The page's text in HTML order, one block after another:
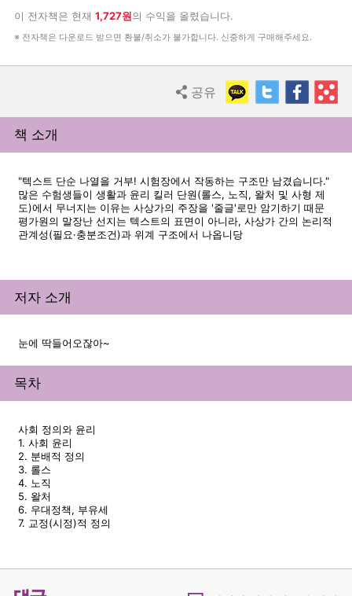
이 전자책은 현재 1,727원의 수익을 올렸습니다.
※ 전자책은 다운로드 받으면 환불/취소가 불가합니다. 신중하게 구매해주세요.
Share
공유 KakaoTalkTwitter
책 소개
"텍스트 단순 나열을 거부! 시험장에서 작동하는 구조만 남겼습니다."
많은 수험생들이 생활과 윤리 킬러 단원(롤스, 노직, 왈처 및 사형 제
도)에서 무너지는 이유는 사상가의 주장을 '줄글'로만 암기하기 때문
평가원의 말장난 선지는 텍스트의 표면이 아니라, 사상가 간의 논리적
관계성(필요·충분조건)과 위계 구조에서 나옵니당
저자 소개
눈에 딱들어오잖아~
목차
사회 정의와 윤리
1. 사회 윤리
2. 분배적 정의
3. 롤스
4. 노직
5. 왈처
6. 우대정책, 부유세
7. 교정(시정)적 정의